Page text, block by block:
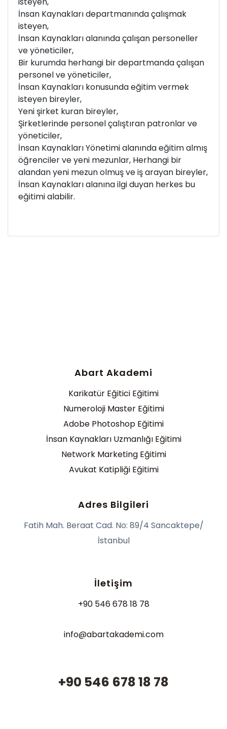
İnsan Kaynakları departmanında çalışmak
isteyen,
İnsan Kaynakları alanında çalışan personeller
ve yöneticiler,
Bir kurumda herhangi bir departmanda çalışan
personel ve yöneticiler,
İnsan Kaynakları konusunda eğitim vermek
isteyen bireyler,
Yeni şirket kuran bireyler,
Şirketlerinde personel çalıştıran patronlar ve
yöneticiler,
İnsan Kaynakları Yönetimi alanında eğitim almış
öğrenciler ve yeni mezunlar, Herhangi bir
alandan yeni mezun olmuş ve iş arayan bireyler,
İnsan Kaynakları alanına ilgi duyan herkes bu
eğitimi alabilir.
Abart Akademi
Karikatür Eğitici Eğitimi
Numeroloji Master Eğitimi
Adobe Photoshop Eğitimi
İnsan Kaynakları Uzmanlığı Eğitimi
Network Marketing Eğitimi
Avukat Katipliği Eğitimi
Adres Bilgileri
Fatih Mah. Beraat Cad. No: 89/4 Sancaktepe/
İstanbul
İletişim
+90 546 678 18 78
info@abartakademi.com
+90 546 678 18 78